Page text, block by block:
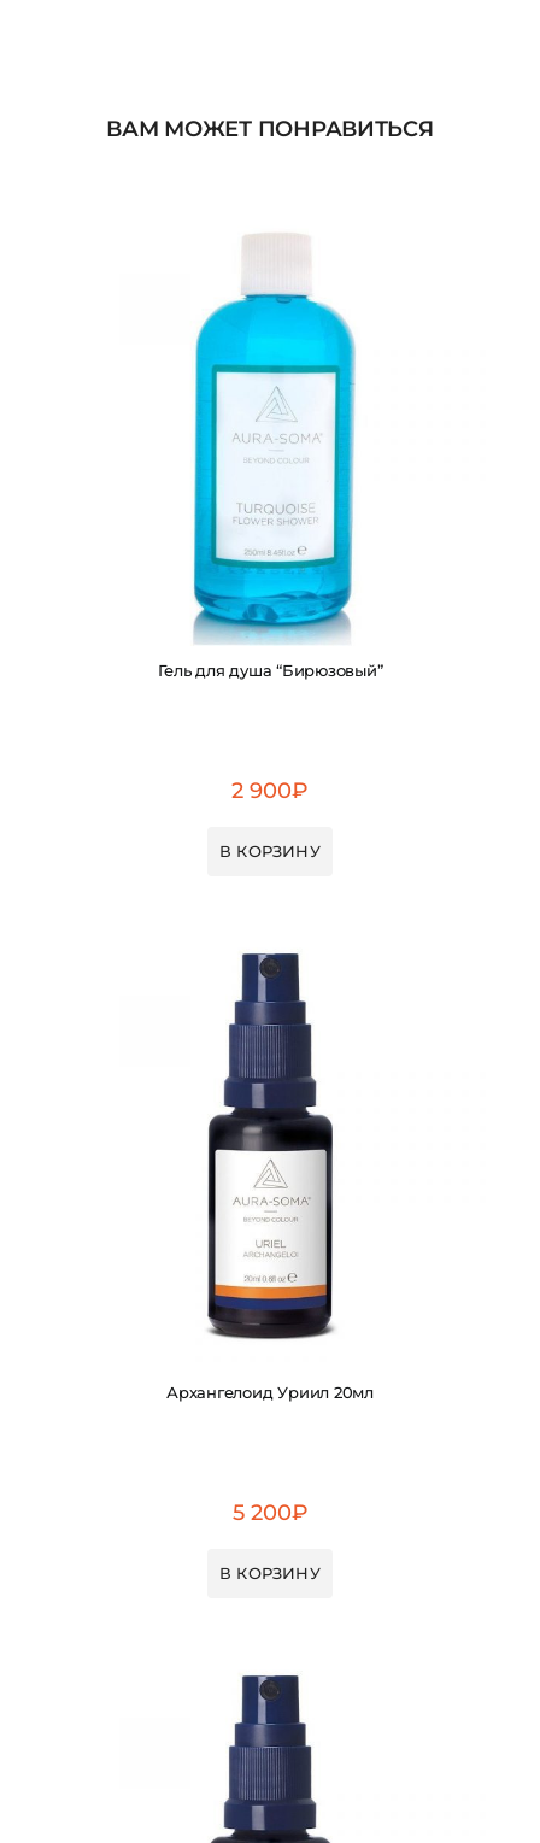
ВАМ МОЖЕТ ПОНРАВИТЬСЯ
Гель для душа “Бирюзовый”
2 900₽
В КОРЗИНУ
Архангелоид Уриил 20мл
5 200₽
В КОРЗИНУ